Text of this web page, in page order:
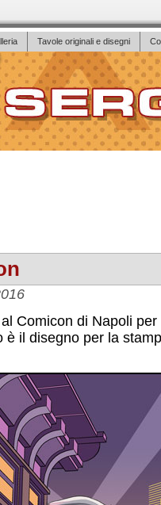
Tavole originali e disegni
Comicon di Napoli
è il disegno per la